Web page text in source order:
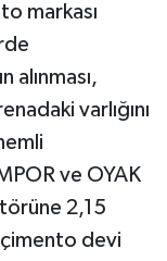
markası
alınması,
varlığını
ve OYAK
2,15
çimento devi